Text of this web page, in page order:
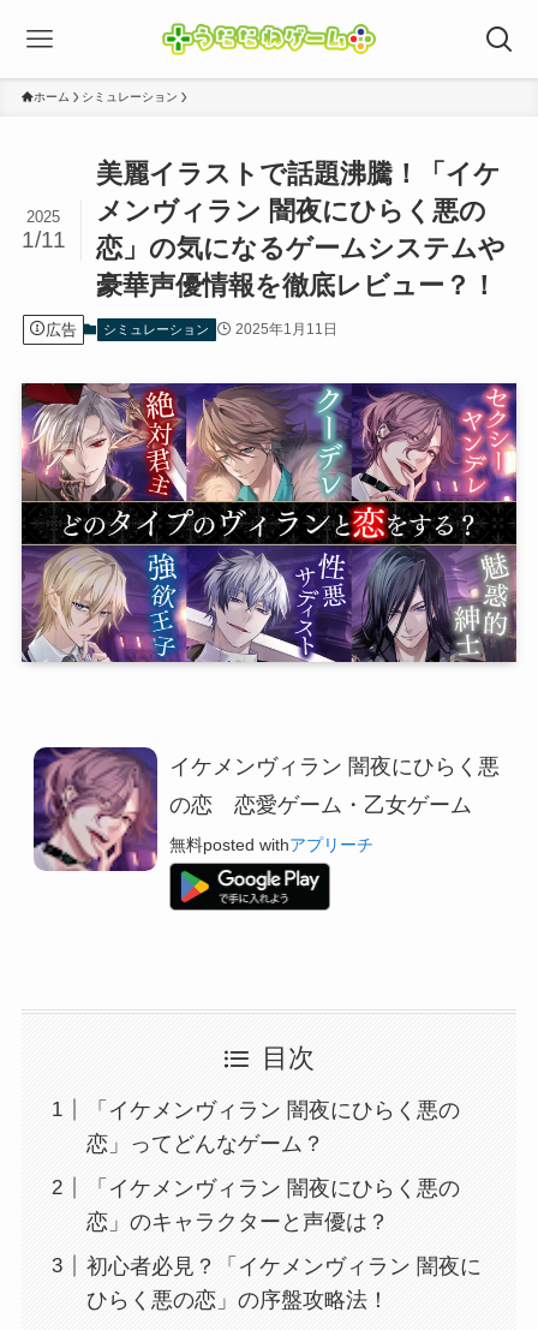
ホーム シミュレーション
美麗イラストで話題沸騰！「イケ
メンヴィラン 闇夜にひらく悪の
恋」の気になるゲームシステムや
豪華声優情報を徹底レビュー？！
2025
1/11
広告 シミュレーション 2025年1月11日
イケメンヴィラン 闇夜にひらく悪
の恋 恋愛ゲーム・乙女ゲーム
無料posted withアプリーチ
目次
「イケメンヴィラン 闇夜にひらく悪の
恋」ってどんなゲーム？
「イケメンヴィラン 闇夜にひらく悪の
恋」のキャラクターと声優は？
初心者必見？「イケメンヴィラン 闇夜に
ひらく悪の恋」の序盤攻略法！